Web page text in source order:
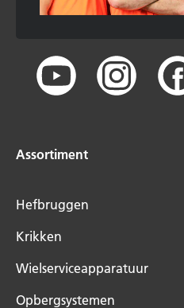
Assortiment
Hefbruggen
Krikken
Wielserviceapparatuur
Opbergsystemen